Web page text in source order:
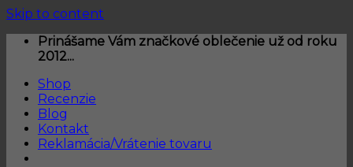
Skip to content
Prinášame Vám značkové oblečenie už od roku
2012...
Shop
Recenzie
Blog
Kontakt
Reklamácia/Vrátenie tovaru